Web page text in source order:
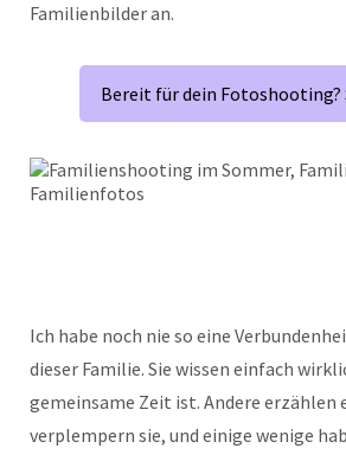
Familienbilder an.
Bereit für dein Fotoshooting?
Ich habe noch nie so eine
dieser Familie. Sie wissen einfach
gemeinsame Zeit ist. Andere erzählen
verplempern sie, und einige wenige